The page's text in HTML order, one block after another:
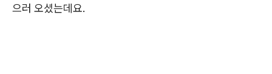
으러 오셨는데요.